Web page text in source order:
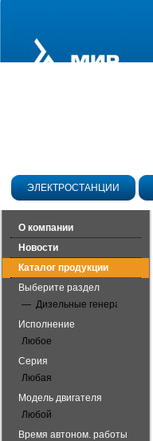
ЭЛЕКТРОСТАНЦИИ
О компании
Новости
Каталог продукции
Выберите раздел
— Дизельные генераторы
Исполнение
Любое
Серия
Любая
Модель двигателя
Любой
Время автоном. работы